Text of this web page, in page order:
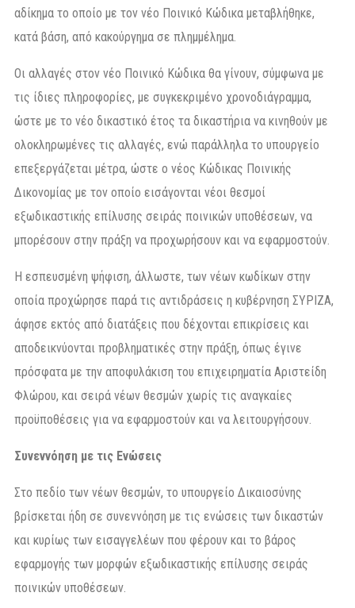
αδίκημα το οποίο με τον νέο Ποινικό Κώδικα μεταβλήθηκε,
κατά βάση, από κακούργημα σε πλημμέλημα.
Οι αλλαγές στον νέο Ποινικό Κώδικα θα γίνουν, σύμφωνα με
τις ίδιες πληροφορίες, με συγκεκριμένο χρονοδιάγραμμα,
ώστε με το νέο δικαστικό έτος τα δικαστήρια να κινηθούν με
ολοκληρωμένες τις αλλαγές, ενώ παράλληλα το υπουργείο
επεξεργάζεται μέτρα, ώστε ο νέος Κώδικας Ποινικής
Δικονομίας με τον οποίο εισάγονται νέοι θεσμοί
εξωδικαστικής επίλυσης σειράς ποινικών υποθέσεων, να
μπορέσουν στην πράξη να προχωρήσουν και να εφαρμοστούν.
Η εσπευσμένη ψήφιση, άλλωστε, των νέων κωδίκων στην
οποία προχώρησε παρά τις αντιδράσεις η κυβέρνηση ΣΥΡΙΖΑ,
άφησε εκτός από διατάξεις που δέχονται επικρίσεις και
αποδεικνύονται προβληματικές στην πράξη, όπως έγινε
πρόσφατα με την αποφυλάκιση του επιχειρηματία Αριστείδη
Φλώρου, και σειρά νέων θεσμών χωρίς τις αναγκαίες
προϋποθέσεις για να εφαρμοστούν και να λειτουργήσουν.
Συνεννόηση με τις Ενώσεις
Στο πεδίο των νέων θεσμών, το υπουργείο Δικαιοσύνης
βρίσκεται ήδη σε συνεννόηση με τις ενώσεις των δικαστών
και κυρίως των εισαγγελέων που φέρουν και το βάρος
εφαρμογής των μορφών εξωδικαστικής επίλυσης σειράς
ποινικών υποθέσεων.